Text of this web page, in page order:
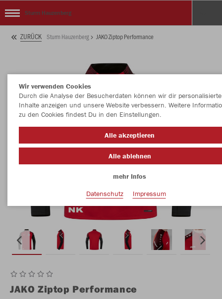
Sturm Hauzenberg
ZURÜCK Sturm Hauzenberg JAKO Ziptop Performance
JAKO Ziptop Performance
Wir verwenden Cookies
Durch die Analyse der Besucherdaten können wir dir personalisierte
Inhalte anzeigen und unsere Website verbessern. Weitere
zu den Cookies findest Du in den Einstellungen.
Alle akzeptieren
Alle ablehnen
mehr Infos
Datenschutz
Impressum